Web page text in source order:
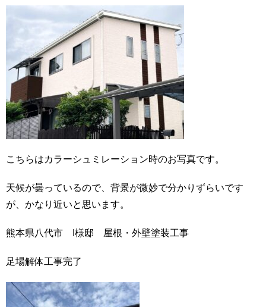
こちらはカラーシュミレーション時のお写真です。
天候が曇っているので、背景が微妙で分かりずらいです
が、かなり近いと思います。
熊本県八代市 I様邸 屋根・外壁塗装工事
足場解体工事完了